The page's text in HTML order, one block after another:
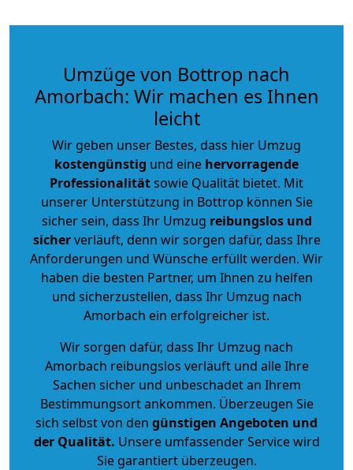
Umzüge von Bottrop nach
Amorbach: Wir machen es Ihnen
leicht
Wir geben unser Bestes, dass hier Umzug
kostengünstig und eine hervorragende
Professionalitätsowie Qualität bietet. Mit
unserer Unterstützung in Bottrop können Sie
sicher sein, dass Ihr Umzug reibungslos und
sicherverläuft, denn wir sorgen dafür, dass Ihre
Anforderungen und Wünsche erfüllt werden. Wir
haben die besten Partner, um Ihnen zu helfen
und sicherzustellen, dass Ihr Umzug nach
Amorbach ein erfolgreicher ist.
Wir sorgen dafür, dass Ihr Umzug nach
Amorbach reibungslos verläuft und alle Ihre
Sachen sicher und unbeschadet an Ihrem
Bestimmungsort ankommen. Überzeugen Sie
sich selbst von den günstigen Angeboten und
der Qualität. Unsere umfassender Service wird
Sie garantiert überzeugen.